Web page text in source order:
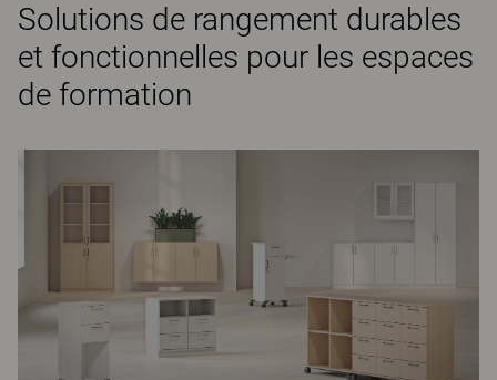
Solutions de rangement durables
et fonctionnelles pour les espaces
de formation